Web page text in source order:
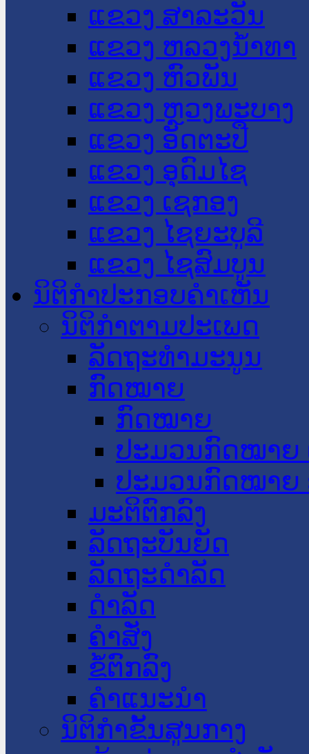
ແຂວງ ສາລະວັນ
ແຂວງ ຫລວງນໍ້າທາ
ແຂວງ ຫົວພັນ
ແຂວງ ຫຼວງພະບາງ
ແຂວງ ອັດຕະປື
ແຂວງ ອຸດົມໄຊ
ແຂວງ ເຊກອງ
ແຂວງ ໄຊຍະບູລີ
ແຂວງ ໄຊສົມບູນ
ນິຕິກໍາປະກອບຄໍາເຫັນ
ນິຕິກໍາຕາມປະເພດ
ລັດຖະທໍາມະນູນ
ກົດໝາຍ
ກົດໝາຍ
ປະມວນກົດໝາຍ
ປະມວນກົດໝາຍ
ມະຕິຕົກລົງ
ລັດຖະບັນຍັດ
ລັດຖະດໍາລັດ
ດໍາລັດ
ຄໍາສັ່ງ
ຂໍ້ຕົກລົງ
ຄໍາແນະນໍາ
ນິຕິກຳຂັ້ນສູນກາງ